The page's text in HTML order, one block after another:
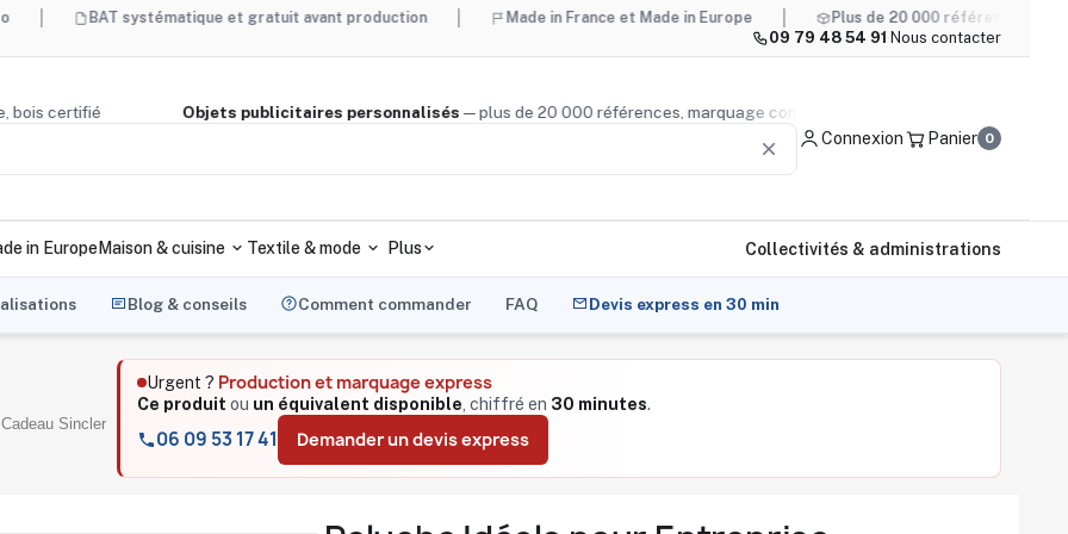
systématique et gratuit avant production Made in France et Made in Europe
Plus de 20 000 références, marquage
09 79 48 54 91 · Nous contacter
liège, bois certifié Objets publicitaires personnalisés— plus de 20 000 références, marquage compris
clear Connexion Panier 0
in EuropeMaison & cuisine Textile & mode Plus Collectivités & administrations
Blog & conseils Comment commander FAQ Devis express en 30 min
Sincler
Urgent ? Production et marquage express
Ce produit ou un équivalent disponible, chiffré en 30 minutes.
06 09 53 17 41 Demander un devis express